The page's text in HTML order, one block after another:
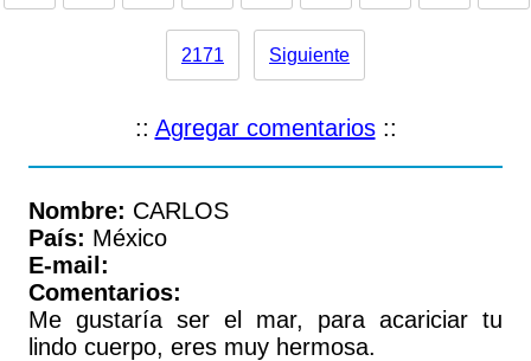
2171 Siguiente
:: Agregar comentarios::
Nombre: CARLOS
País: México
E-mail:
Comentarios:
Me gustaría ser el mar, para acariciar tu
lindo cuerpo, eres muy hermosa.